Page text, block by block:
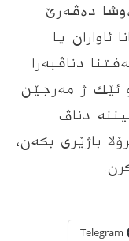
ده‌ڤه‌رێ
یا
دناڤبه‌را
ئێك ژ مه‌رجێن
دناڤ
باژێرى بكه‌ن،
Telegram